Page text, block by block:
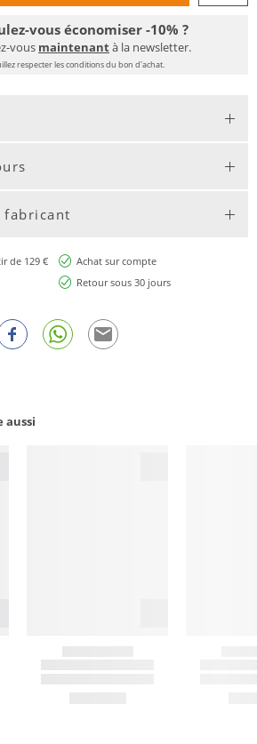
vous économiser -10% ?
vous maintenantà la newsletter.
respecter les conditions du bon d'achat.
de 129 €
Achat sur compte
Retour sous 30 jours
aussi